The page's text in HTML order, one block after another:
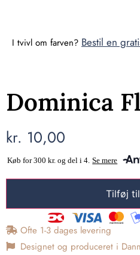
I tvivl om farven? Bestil en
Dominica
kr. 10,00
Tilføj
Ofte 1-3 dages levering
Designet og produceret i